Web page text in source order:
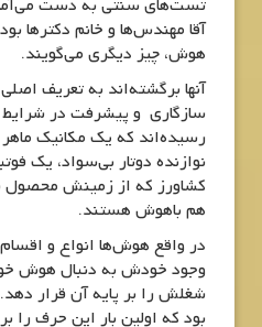
تست‌های سنتی به دست می‌آمد
آقا مهندس‌ها و خانم دکتر‌ها
هوش، چیز دیگری می‌گویند.
آنها برگشته‌اند به تعریف
سازگاری و پیشرفت در
رسیده‌اند که یک مکانیک
نوازنده دوتار بی‌سواد، یک
کشاورز که از زمینش
هم باهوش هستند.
در واقع هوش‌ها انواع و
وجود خودش به دنبال هوش
شغلش را بر پایه آن قرار
بود که اولین بار این حرف